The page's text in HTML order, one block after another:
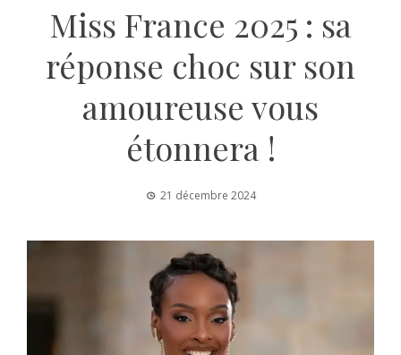
Miss France 2025 : sa
réponse choc sur son
amoureuse vous
étonnera !
21 décembre 2024